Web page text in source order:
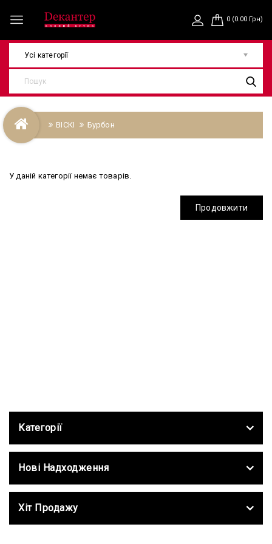
0 (0.00 Грн)
Усі категорії
ВІСКІ Бурбон
У даній категорії немає товарів.
Продовжити
Категорії
Нові Надходження
Хіт Продажу